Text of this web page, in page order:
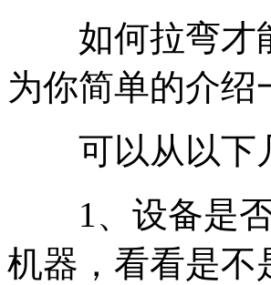
如何拉弯才能
为你简单的介绍
可以从以下
1、设备是否
机器，看看是不